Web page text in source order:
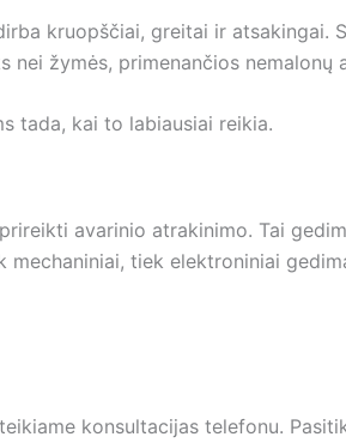
kruopščiai, greitai ir atsakingai.
nei žymės, primenančios nemalonų
tada, kai to labiausiai reikia.
avarinio atrakinimo. Tai
tiek elektroniniai
konsultacijas telefonu.